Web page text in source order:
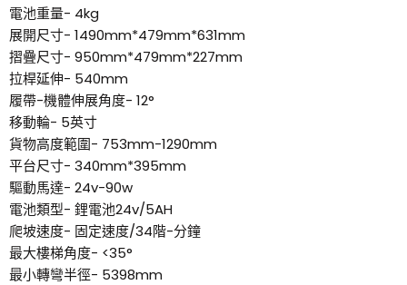
電池重量- 4kg
展開尺寸- 1490mm*479mm*631mm
摺疊尺寸- 950mm*479mm*227mm
拉桿延伸- 540mm
履帶-機體伸展角度- 12°
移動輪- 5英寸
貨物高度範圍- 753mm-1290mm
平台尺寸- 340mm*395mm
驅動馬達- 24v-90w
電池類型- 鋰電池24v/5AH
爬坡速度- 固定速度/34階-分鐘
最大樓梯角度- <35°
最小轉彎半徑- 5398mm